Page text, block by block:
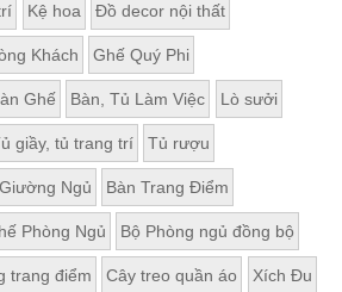
Kệ hoa Đồ decor nội thất
Khách Ghế Quý Phi
Ghế Bàn, Tủ Làm Việc Lò sưởi
giầy, tủ trang trí Tủ rượu
Ngủ Bàn Trang Điểm
Phòng Ngủ Bộ Phòng ngủ đồng bộ
trang điểm Cây treo quần áo Xích Đu